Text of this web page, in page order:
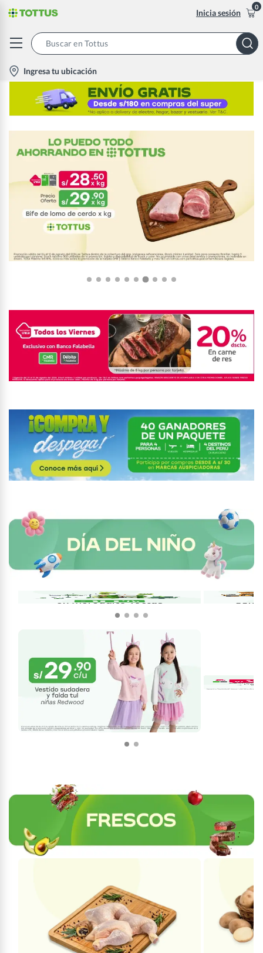
Inicia sesión
0
location-
icon
Ingresa tu ubicación